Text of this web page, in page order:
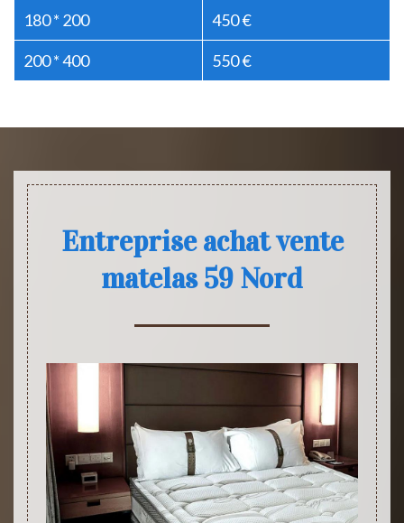
180 * 200 450 €
200 * 400 550 €
Entreprise achat vente
matelas 59 Nord